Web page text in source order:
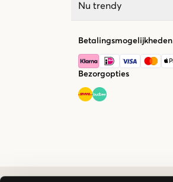
Nu trendy
Betalingsmogelijkheden
Bezorgopties